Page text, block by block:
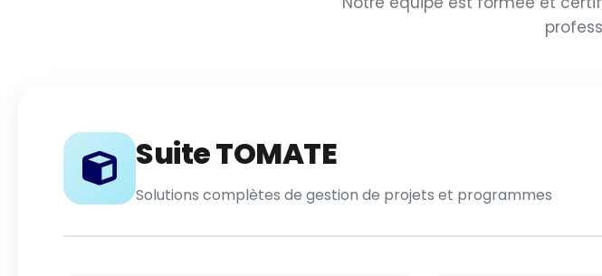
Suite TOMATE
Solutions complètes de gestion de projets et programmes